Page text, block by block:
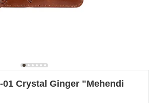
Crystal Ginger "Mehendi